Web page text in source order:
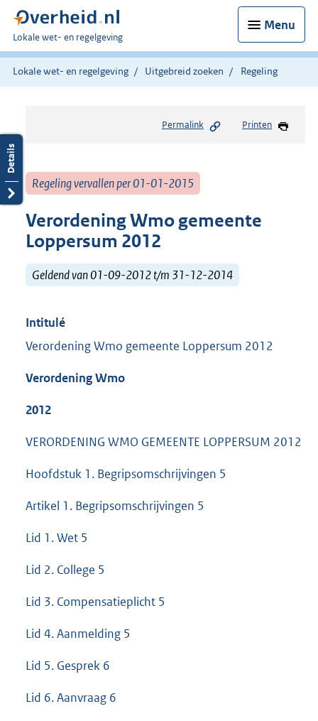
Menu
U
bent
hier:
Lokale wet- en regelgeving
Lokale wet- en regelgeving Uitgebreid zoeken Regeling
Permalink Printen
Regeling vervallen per 01-01-2015
Verordening Wmo gemeente
Loppersum 2012
Geldend van 01-09-2012 t/m 31-12-2014
Intitulé
Verordening Wmo gemeente Loppersum 2012
Verordening Wmo
2012
VERORDENING WMO GEMEENTE LOPPERSUM 2012
Hoofdstuk 1. Begripsomschrijvingen 5
Artikel 1. Begripsomschrijvingen 5
Lid 1. Wet 5
Lid 2. College 5
Lid 3. Compensatieplicht 5
Lid 4. Aanmelding 5
Lid 5. Gesprek 6
Lid 6. Aanvraag 6